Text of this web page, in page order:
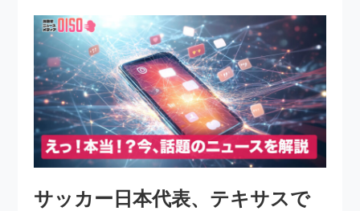
サッカー日本代表、テキサスで